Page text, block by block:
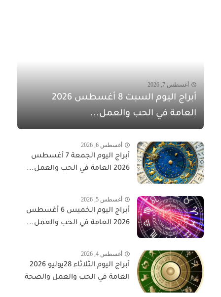
أغسطس 7, 2026
أبراج اليوم السبت 8 أغسطس 2026
العامة في الحب والعمل...
أغسطس 6, 2026
أبراج اليوم الجمعة 7 أغسطس
2026 العامة في الحب والعمل...
أغسطس 5, 2026
أبراج اليوم الخميس 6 أغسطس
2026 العامة في الحب والعمل...
أغسطس 4, 2026
أبراج اليوم الثلاثاء 28يوليو 2026
العامة في الحب والعمل والصحة